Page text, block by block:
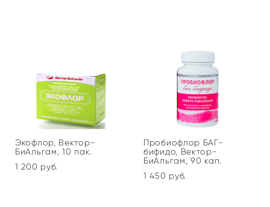
Экофлор, Вектор-
БиАльгам, 10 пак.
1 200 pуб.
Пробиофлор БАГ-
бифидо, Вектор-
БиАльгам, 90 кап.
1 450 pуб.